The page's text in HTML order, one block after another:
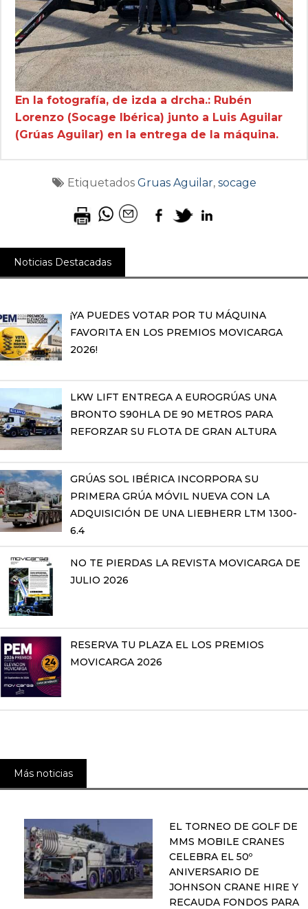
En la fotografía, de izda a drcha.: Rubén
Lorenzo (Socage Ibérica) junto a Luis Aguilar
(Grúas Aguilar) en la entrega de la máquina.
Etiquetados Gruas Aguilar, socage
Noticias Destacadas
¡YA PUEDES VOTAR POR TU MÁQUINA
FAVORITA EN LOS PREMIOS MOVICARGA
2026!
LKW LIFT ENTREGA A EUROGRÚAS UNA
BRONTO S90HLA DE 90 METROS PARA
REFORZAR SU FLOTA DE GRAN ALTURA
GRÚAS SOL IBÉRICA INCORPORA SU
PRIMERA GRÚA MÓVIL NUEVA CON LA
ADQUISICIÓN DE UNA LIEBHERR LTM 1300-
6.4
NO TE PIERDAS LA REVISTA MOVICARGA DE
JULIO 2026
RESERVA TU PLAZA EL LOS PREMIOS
MOVICARGA 2026
Más noticias
EL TORNEO DE GOLF DE
MMS MOBILE CRANES
CELEBRA EL 50º
ANIVERSARIO DE
JOHNSON CRANE HIRE Y
RECAUDA FONDOS PARA